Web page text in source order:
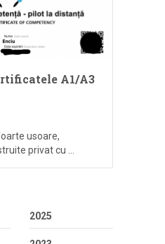
A1/A3
usoare,
privat cu …
2025